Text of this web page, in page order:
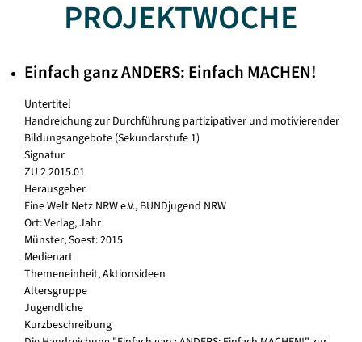
PROJEKTWOCHE
Einfach ganz ANDERS: Einfach MACHEN!
Untertitel
Handreichung zur Durchführung partizipativer und motivierender
Bildungsangebote (Sekundarstufe 1)
Signatur
ZU 2 2015.01
Herausgeber
Eine Welt Netz NRW e.V., BUNDjugend NRW
Ort: Verlag, Jahr
Münster; Soest: 2015
Medienart
Themeneinheit, Aktionsideen
Altersgruppe
Jugendliche
Kurzbeschreibung